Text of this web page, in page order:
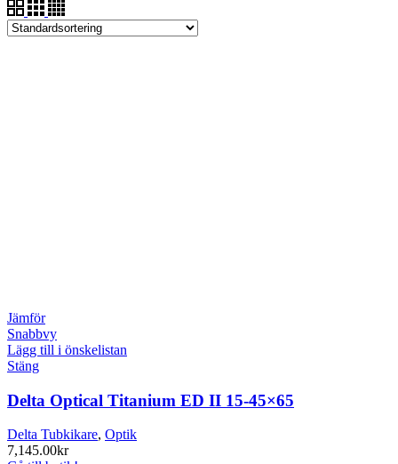
Jämför
Snabbvy
Lägg till i önskelistan
Stäng
Delta Optical Titanium ED II 15-45×65
Delta Tubkikare, Optik
7,145.00kr